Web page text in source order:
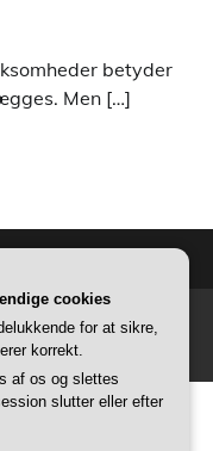
betyder
Men […]
Popular News
cookies
for at sikre,
korrekt.
af os og slettes
slutter eller efter